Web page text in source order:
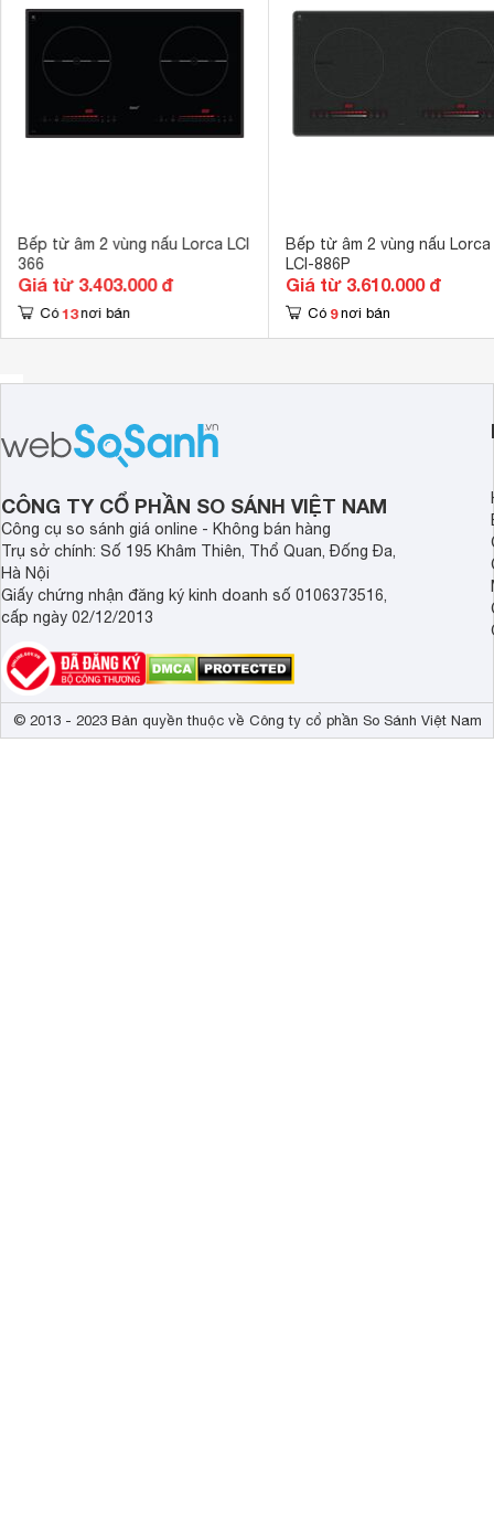
Bếp từ âm 2 vùng nấu Lorca LCI
366
Giá từ 3.403.000 đ
Có 13 nơi bán
Bếp từ âm 2 vùng nấu Lorca
LCI-886P
Giá từ 3.610.000 đ
Có 9 nơi bán
CÔNG TY CỔ PHẦN SO SÁNH VIỆT NAM
Công cụ so sánh giá online - Không bán hàng
Trụ sở chính: Số 195 Khâm Thiên, Thổ Quan, Đống Đa,
Hà Nội
Giấy chứng nhận đăng ký kinh doanh số 0106373516,
cấp ngày 02/12/2013
© 2013 - 2023 Bản quyền thuộc về Công ty cổ phần So Sánh Việt Nam